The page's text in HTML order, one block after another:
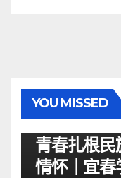
YOU MISSED
青春扎根民
情怀｜宜春